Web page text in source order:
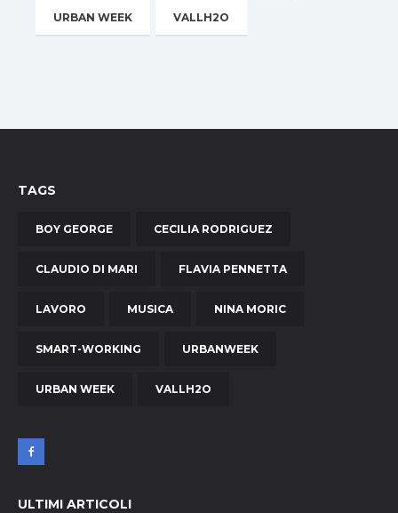
URBAN WEEK VALLH2O
TAGS
BOY GEORGE CECILIA RODRIGUEZ
CLAUDIO DI MARI FLAVIA PENNETTA
LAVORO MUSICA NINA MORIC
SMART-WORKING URBANWEEK
URBAN WEEK VALLH2O
ULTIMI ARTICOLI